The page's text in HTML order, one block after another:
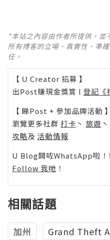
*本站之內容由作者所提供，
所有博客的立場、真實性、準
任。
【 U Creator 招募 】
出Post賺現金獎賞 l 登記《
【 睇Post + 參加品牌活動 】
瀏覽更多社群 打卡 丶 旅遊 丶
攻略及 活動情報
U Blog開咗WhatsApp啦！
Follow 我哋 ！
相關話題
加州 Grand Theft